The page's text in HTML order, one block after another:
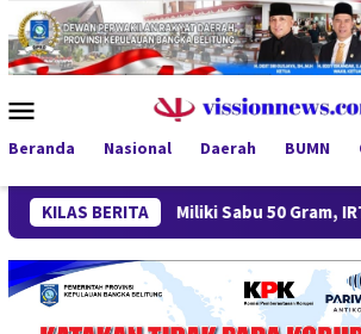
Loncat
ke
konten
Mobile
Beranda Nasional Daerah BUMN
KILAS BERITA
Miliki Sabu 50 Gram, IRT di